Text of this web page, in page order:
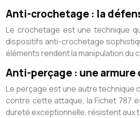
Anti-crochetage : la
Le crochetage est une technique
dispositifs anti-crochetage
éléments rendent la manipulation
Anti-perçage : une armure
Le perçage est une autre technique
contre cette attaque, la Fichet 787
dureté exceptionnelle, résistent aux